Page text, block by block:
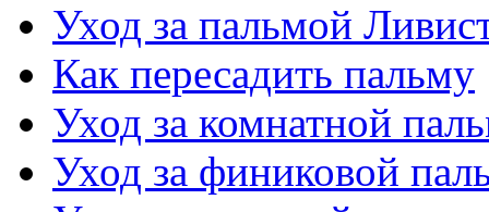
Уход за пальмой
Как пересадить пальму
Уход за комнатной
Уход за финиковой